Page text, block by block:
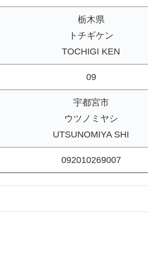
栃木県
トチギケン
TOCHIGI KEN
09
宇都宮市
ウツノミヤシ
UTSUNOMIYA SHI
092010269007